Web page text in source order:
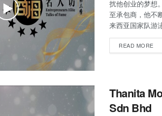
扰他创业的梦想
至承包商，他不
来西亚国家队游
READ MORE
Thanita
Sdn Bhd